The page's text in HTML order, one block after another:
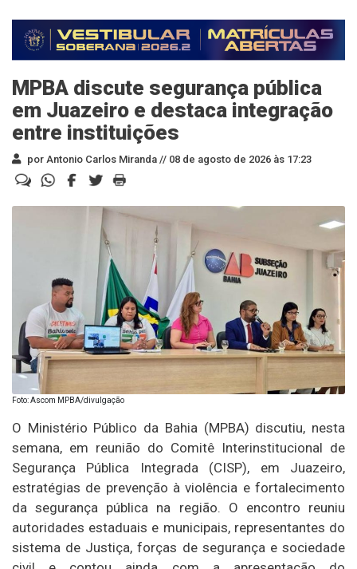
MPBA discute segurança pública
em Juazeiro e destaca integração
entre instituições
por Antonio Carlos Miranda // 08 de agosto de 2026 às 17:23
Foto: Ascom MPBA/divulgação
O Ministério Público da Bahia (MPBA) discutiu, nesta
semana, em reunião do Comitê Interinstitucional de
Segurança Pública Integrada (CISP), em Juazeiro,
estratégias de prevenção à violência e fortalecimento
da segurança pública na região. O encontro reuniu
autoridades estaduais e municipais, representantes do
sistema de Justiça, forças de segurança e sociedade